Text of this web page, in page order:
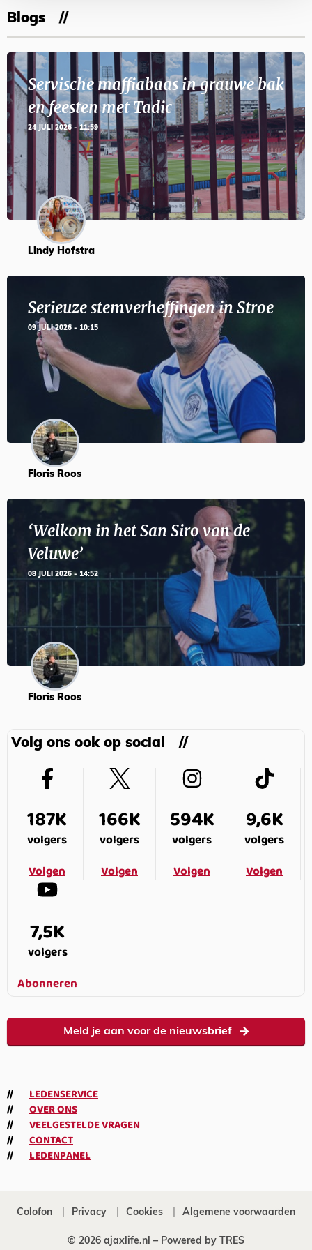
Blogs
Servische maffiabaas in grauwe bak
en feesten met Tadic
24 JULI 2026 - 11:59
Lindy Hofstra
Serieuze stemverheffingen in Stroe
09 JULI 2026 - 10:15
Floris Roos
‘Welkom in het San Siro van de
Veluwe’
08 JULI 2026 - 14:52
Floris Roos
Volg ons ook op social
187K
volgers
Volgen
166K
volgers
Volgen
594K
volgers
Volgen
9,6K
volgers
Volgen
7,5K
volgers
Abonneren
Meld je aan voor de nieuwsbrief
LEDENSERVICE
OVER ONS
VEELGESTELDE VRAGEN
CONTACT
LEDENPANEL
Colofon Privacy Cookies Algemene voorwaarden
© 2026 ajaxlife.nl – Powered by TRES